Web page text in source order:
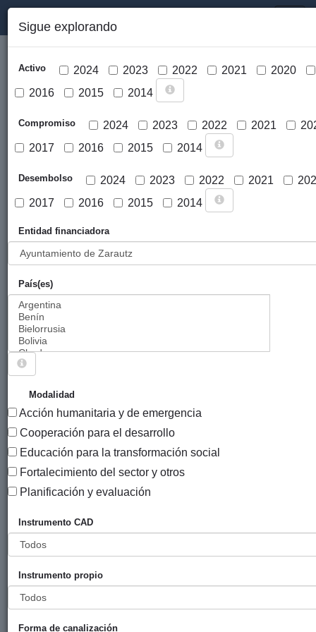
Cargar mapa
Sigue explorando
Activo 2024 2023 2022 2021
2020
2016
2015 2014
Compromiso 2024 2023 2022 2021
2017
2016 2015 2014
Desembolso 2024 2023 2022 2021
2017
2016 2015 2014
Entidad financiadora
País(es)
Modalidad
Acción humanitaria y de emergencia
Cooperación para el desarrollo
Educación para la transformación social
Fortalecimiento del sector y otros
Planificación y evaluación
Instrumento CAD
Instrumento propio
Forma de canalización
PROYECTOS (CO)FINANCIADOS POR
AYUNTAMIENTO DE ZARAUTZ.
264 PROYECTOS
Entidad
financiadora
Contribuir a
la
de la
distribución
de
alimentación
Ayuntamiento
Zaporeak
2023